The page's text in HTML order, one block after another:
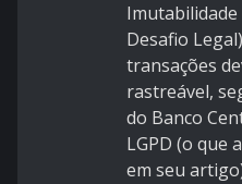
Imutabilidade
Desafio
transações
rastreável,
do Banco
LGPD (o que
em seu